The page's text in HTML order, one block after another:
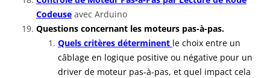
Codeuse avec Arduino
Questions concernant les moteurs pas-à-pas.
Quels critères déterminent le choix entre un
câblage en logique positive ou négative pour un
driver de moteur pas-à-pas, et quel impact cela